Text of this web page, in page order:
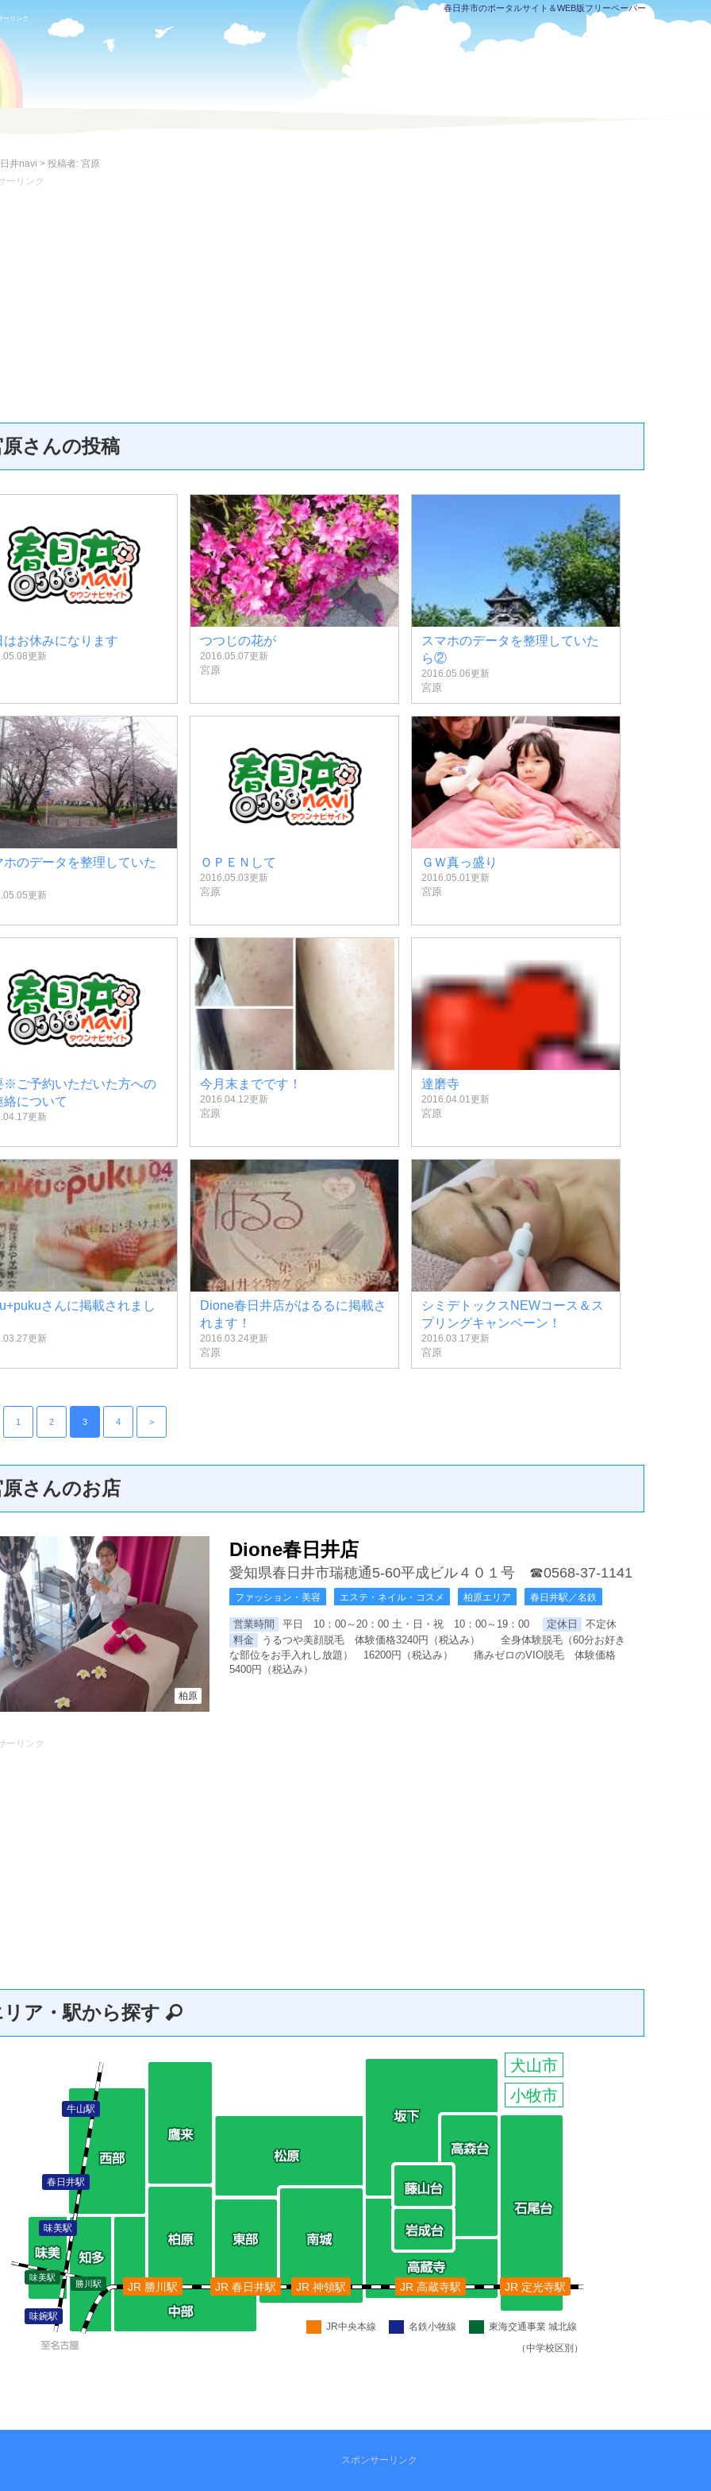
春日井市のポータルサイト＆WEB版フリーペーパー
ーリンク
井navi > 投稿者: 宮原
ーリンク
さんの投稿
はお休みになります
更新
つつじの花が
2016.05.07更新
宮原
スマホのデータを整理していた
ら②
2016.05.06更新
宮原
ホのデータを整理していた
更新
ＯＰＥＮして
2016.05.03更新
宮原
ＧＷ真っ盛り
2016.05.01更新
宮原
※ご予約いただいた方への
絡について
更新
今月末までです！
2016.04.12更新
宮原
達磨寺
2016.04.01更新
宮原
さんに掲載されまし
更新
Dione春日井店がはるるに掲載さ
れます！
2016.03.24更新
宮原
シミデトックスNEWコース＆ス
プリングキャンペーン！
2016.03.17更新
宮原
1 2 3 4 >
さんのお店
柏原
Dione春日井店
愛知県春日井市瑞穂通5-60平成ビル４０１号 ☎0568-37-1141
ファッション・美容 エステ・ネイル・コスメ 柏原エリア 春日井駅／名鉄
営業時間 平日 10：00～20：00 土・日・祝 10：00～19：00 定休日
不定休
料金
うるつや美顔脱毛 体験価格3240円（税込み） 全身体験脱毛（60分お好き
な部位をお手入れし放題） 16200円（税込み） 痛みゼロのVIO脱毛 体験価格
5400円（税込み）
ーリンク
ア・駅から探す
味美駅
勝川駅
味鋺駅
味美駅
春日井駅
牛山駅
JR 勝川駅 JR 春日井駅 JR 神領駅 JR 高蔵寺駅 JR 定光寺駅
小牧市
犬山市
JR中央本線 名鉄小牧線
東海交通事業 城北線
（中学校区別）
スポンサーリンク